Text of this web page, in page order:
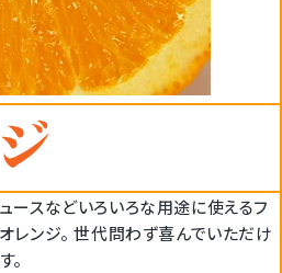
ースなどいろいろな用途に使えるフ
レンジ。 世代問わず喜んでいただけ
。